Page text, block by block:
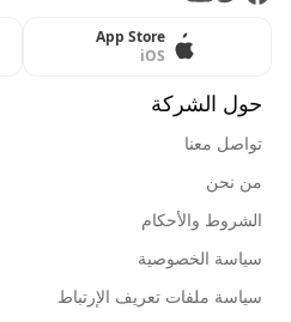
App Store
iOS
حول الشركة
تواصل معنا
من نحن
الشروط والأحكام
سياسة الخصوصية
سياسة ملفات تعريف الإرتباط